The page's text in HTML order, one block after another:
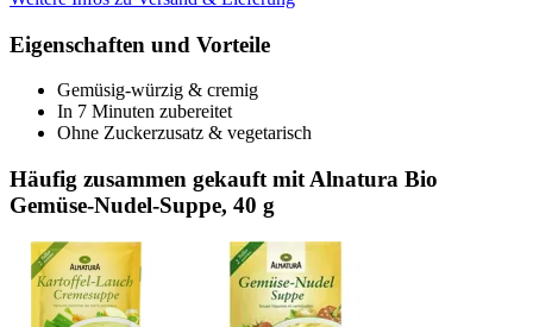
Eigenschaften und Vorteile
Gemüsig-würzig & cremig
In 7 Minuten zubereitet
Ohne Zuckerzusatz & vegetarisch
Häufig zusammen gekauft mit Alnatura Bio
Gemüse-Nudel-Suppe, 40 g